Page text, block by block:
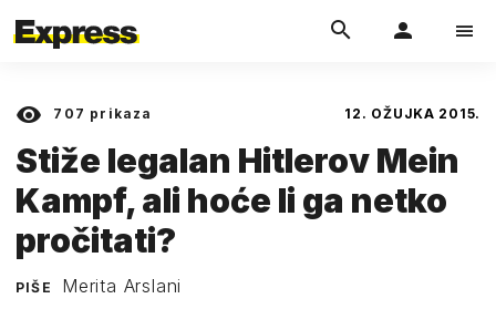
707 prikaza 12. OŽUJKA 2015.
Stiže legalan Hitlerov Mein
Kampf, ali hoće li ga netko
pročitati?
PIŠE Merita Arslani